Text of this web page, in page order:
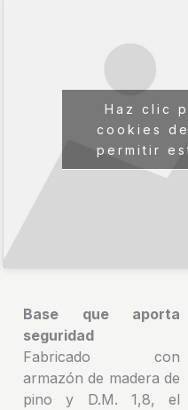
Haz clic
cookies
permitir
Base que aporta
seguridad
Fabricado con
armazón de madera de
pino y D.M. 1,8, el